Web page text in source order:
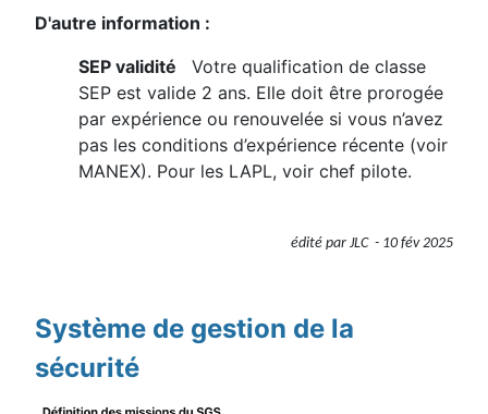
D'autre information :
SEP validité
Votre qualification de classe
SEP est valide 2 ans. Elle doit être prorogée
par expérience ou renouvelée si vous n’avez
pas les conditions d’expérience récente (voir
MANEX). Pour les LAPL, voir chef pilote.
édité par JLC - 10 fév 2025
Système de gestion de la
sécurité